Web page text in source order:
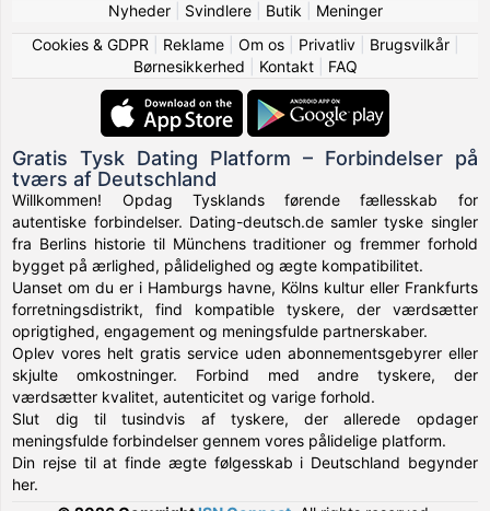
Nyheder| Svindlere| Butik
Meninger
Cookies & GDPR
Reklame| Om os| Privatliv| Brugsvilkår|
Børnesikkerhed
Kontakt| FAQ
Gratis Tysk Dating Platform – Forbindelser på
tværs af Deutschland
Willkommen! Opdag Tysklands førende fællesskab for
autentiske forbindelser. Dating-deutsch.de samler tyske singler
fra Berlins historie til Münchens traditioner og fremmer forhold
bygget på ærlighed, pålidelighed og ægte kompatibilitet.
Uanset om du er i Hamburgs havne, Kölns kultur eller Frankfurts
forretningsdistrikt, find kompatible tyskere, der værdsætter
oprigtighed, engagement og meningsfulde partnerskaber.
Oplev vores helt gratis service uden abonnementsgebyrer eller
skjulte omkostninger. Forbind med andre tyskere, der
værdsætter kvalitet, autenticitet og varige forhold.
Slut dig til tusindvis af tyskere, der allerede opdager
meningsfulde forbindelser gennem vores pålidelige platform.
Din rejse til at finde ægte følgesskab i Deutschland begynder
her.